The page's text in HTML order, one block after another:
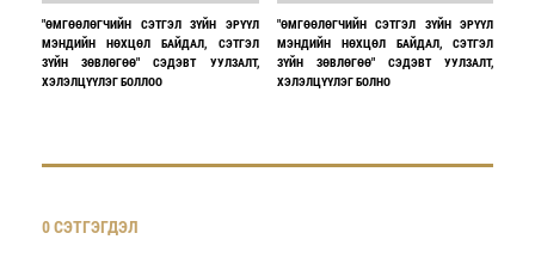
"ӨМГӨӨЛӨГЧИЙН СЭТГЭЛ ЗҮЙН ЭРҮҮЛ
МЭНДИЙН НӨХЦӨЛ БАЙДАЛ, СЭТГЭЛ
ЗҮЙН ЗӨВЛӨГӨӨ" СЭДЭВТ УУЛЗАЛТ,
ХЭЛЭЛЦҮҮЛЭГ БОЛЛОО
"ӨМГӨӨЛӨГЧИЙН СЭТГЭЛ ЗҮЙН ЭРҮҮЛ
МЭНДИЙН НӨХЦӨЛ БАЙДАЛ, СЭТГЭЛ
ЗҮЙН ЗӨВЛӨГӨӨ" СЭДЭВТ УУЛЗАЛТ,
ХЭЛЭЛЦҮҮЛЭГ БОЛНО
0 СЭТГЭГДЭЛ